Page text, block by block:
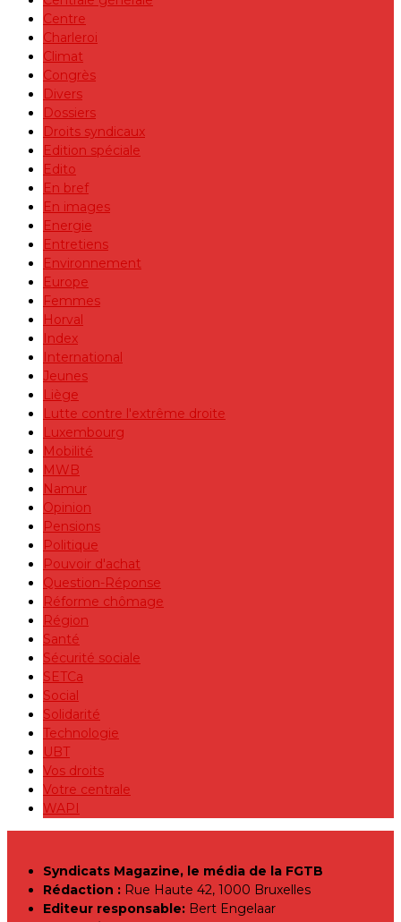
Centre
Charleroi
Climat
Congrès
Divers
Dossiers
Droits syndicaux
Edition spéciale
Edito
En bref
En images
Energie
Entretiens
Environnement
Europe
Femmes
Horval
Index
International
Jeunes
Liège
Lutte contre l'extrême droite
Luxembourg
Mobilité
MWB
Namur
Opinion
Pensions
Politique
Pouvoir d'achat
Question-Réponse
Réforme chômage
Région
Santé
Sécurité sociale
SETCa
Social
Solidarité
Technologie
UBT
Vos droits
Votre centrale
WAPI
Syndicats Magazine, le média de la FGTB
Rédaction : Rue Haute 42, 1000 Bruxelles
Editeur responsable: Bert Engelaar